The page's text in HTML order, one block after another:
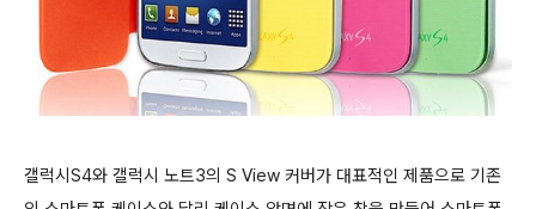
갤럭시S4와 갤럭시 노트3의 S View 커버가 대표적인 제품으로 기존